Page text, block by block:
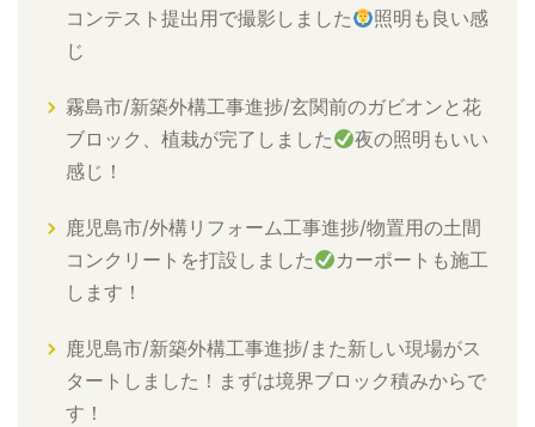
コンテスト提出用で撮影しました
照明も良い感
じ
霧島市/新築外構工事進捗/玄関前のガビオンと花
ブロック、植栽が完了しました
夜の照明もいい
感じ！
鹿児島市/外構リフォーム工事進捗/物置用の土間
コンクリートを打設しました
カーポートも施工
します！
鹿児島市/新築外構工事進捗/また新しい現場がス
タートしました！まずは境界ブロック積みからで
す！